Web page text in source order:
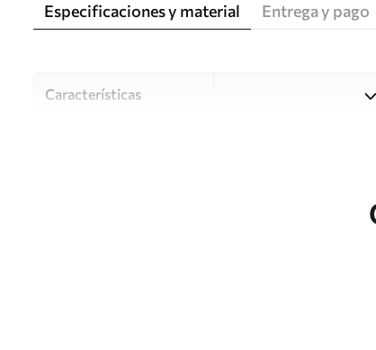
Especificaciones y material Entrega y pago
Características
Estudio de diseño
Impreso bajo pedido y